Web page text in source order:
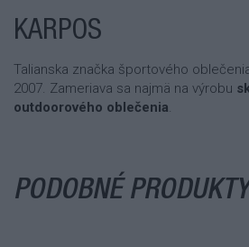
KARPOS
Talianska značka športového
2007. Zameriava sa najmä na výrobu
outdoorového oblečenia.
PODOBNÉ PRODUKTY